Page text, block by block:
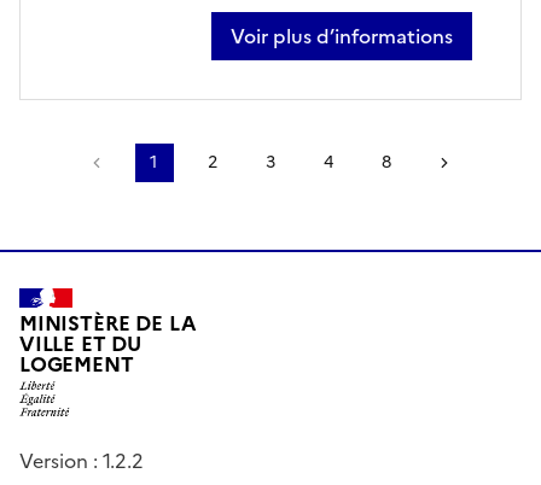
Voir plus d’informations
sur nicolas ranvier
Page précédente
1 2 3 4 8
MINISTÈRE DE LA
VILLE ET DU
LOGEMENT
Version : 1.2.2